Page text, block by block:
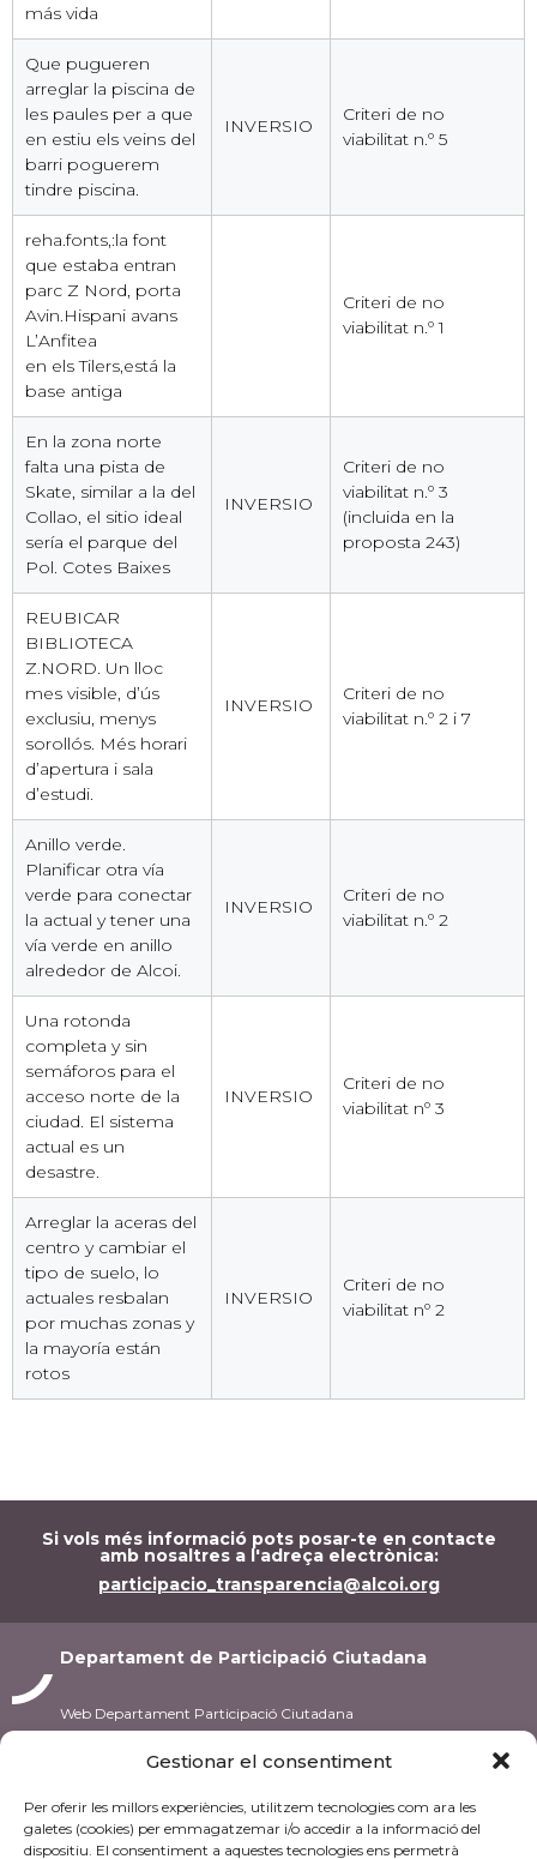
Gestionar el consentiment
Per oferir les millors experiències, utilitzem tecnologies com ara les
galetes (cookies) per emmagatzemar i/o accedir a la informació del
dispositiu. El consentiment a aquestes tecnologies ens permetrà
más vida
Que pugueren
arreglar la piscina de
les paules per a que
en estiu els veins del
barri poguerem
tindre piscina.
INVERSIO
Criteri de no
viabilitat n.º 5
reha.fonts,:la font
que estaba entran
parc Z Nord, porta
Avin.Hispani avans
L’Anfitea
en els Tilers,está la
base antiga
Criteri de no
viabilitat n.º 1
En la zona norte
falta una pista de
Skate, similar a la del
Collao, el sitio ideal
sería el parque del
Pol. Cotes Baixes
INVERSIO
Criteri de no
viabilitat n.º 3
(incluida en la
proposta 243)
REUBICAR
BIBLIOTECA
Z.NORD. Un lloc
mes visible, d’ús
exclusiu, menys
sorollós. Més horari
d’apertura i sala
d’estudi.
INVERSIO
Criteri de no
viabilitat n.º 2 i 7
Anillo verde.
Planificar otra vía
verde para conectar
la actual y tener una
vía verde en anillo
alrededor de Alcoi.
INVERSIO
Criteri de no
viabilitat n.º 2
Una rotonda
completa y sin
semáforos para el
acceso norte de la
ciudad. El sistema
actual es un
desastre.
INVERSIO
Criteri de no
viabilitat nº 3
Arreglar la aceras del
centro y cambiar el
tipo de suelo, lo
actuales resbalan
por muchas zonas y
la mayoría están
rotos
INVERSIO
Criteri de no
viabilitat nº 2
Si vols més informació pots posar-te en contacte
amb nosaltres a l'adreça electrònica:
participacio_transparencia@alcoi.org
Departament de Participació Ciutadana
Web Departament Participació Ciutadana
03801 Alcoi
Tel.: 96 553 72 02